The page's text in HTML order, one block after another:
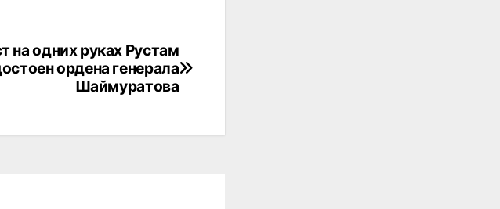
на одних руках Рустам
ордена генерала
Шаймуратова